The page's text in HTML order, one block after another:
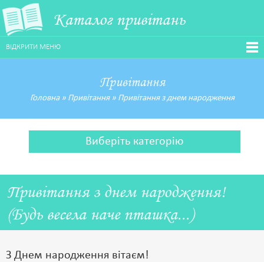
Каталог привітань
ВІДКРИТИ МЕНЮ
Привітання
Головна» Привітання» Привітання з днем народження
Виберіть категорію
Привітання з днем народження!
(Будь весела наче пташка...)
З Днем народження вітаєм!